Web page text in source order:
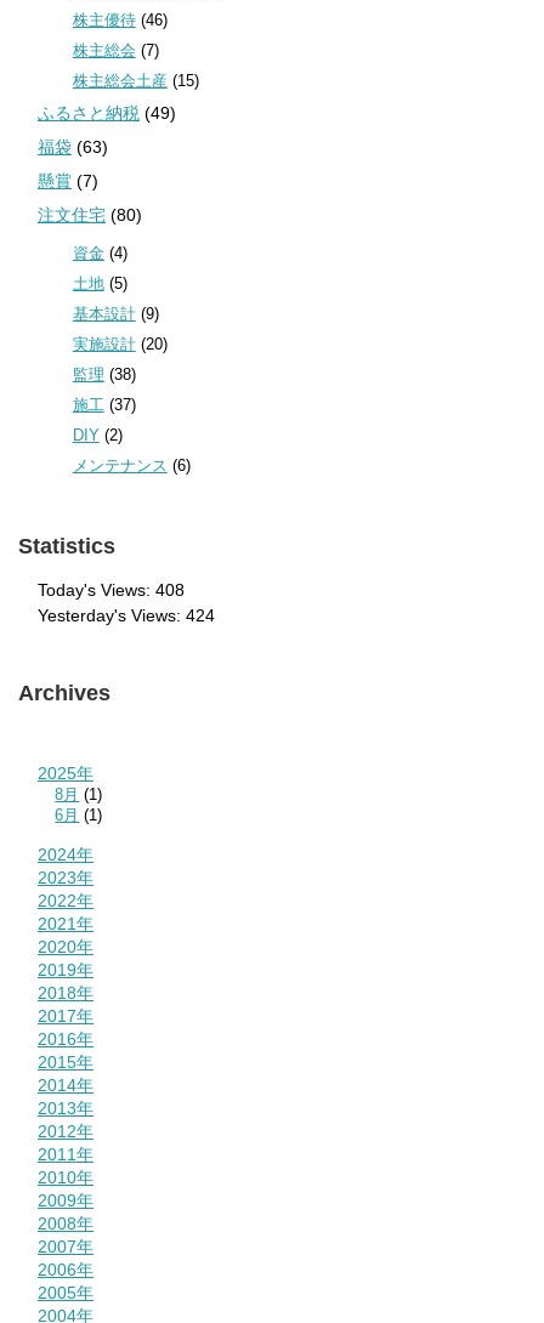
株主優待(46)
株主総会 (7)
株主総会土産 (15)
ふるさと納税 (49)
福袋 (63)
懸賞 (7)
注文住宅 (80)
資金(4)
土地(5)
基本設計(9)
実施設計(20)
監理 (38)
施工 (37)
DIY(2)
メンテナンス (6)
Statistics
Today's Views: 408
Yesterday's Views: 424
Archives
2025年
8月 (1)
6月 (1)
2024年
2023年
2022年
2021年
2020年
2019年
2018年
2017年
2016年
2015年
2014年
2013年
2012年
2011年
2010年
2009年
2008年
2007年
2006年
2005年
2004年